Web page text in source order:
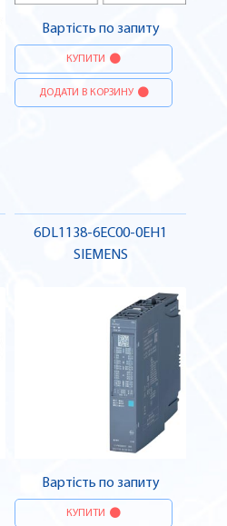
Вартість по запиту
КУПИТИ
ДОДАТИ В КОРЗИНУ
6DL1138-6EC00-0EH1
SIEMENS
Вартість по запиту
КУПИТИ